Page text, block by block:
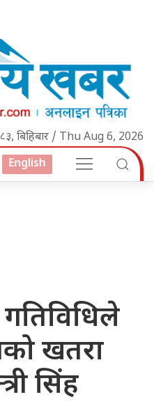
बिहिबार / Thu Aug 6, 2026
English
खतरा
सिंह